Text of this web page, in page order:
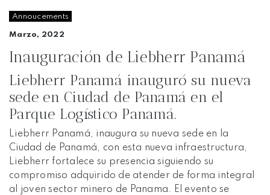
Annoucements
Marzo, 2022
Inauguración de Liebherr Panamá
Liebherr Panamá inauguró su nueva
sede en Ciudad de Panamá en el
Parque Logístico Panamá.
Liebherr Panamá, inaugura su nueva sede en la
Ciudad de Panamá, con esta nueva infraestructura,
Liebherr fortalece su presencia siguiendo su
compromiso adquirido de atender de forma integral
al joven sector minero de Panama. El evento se